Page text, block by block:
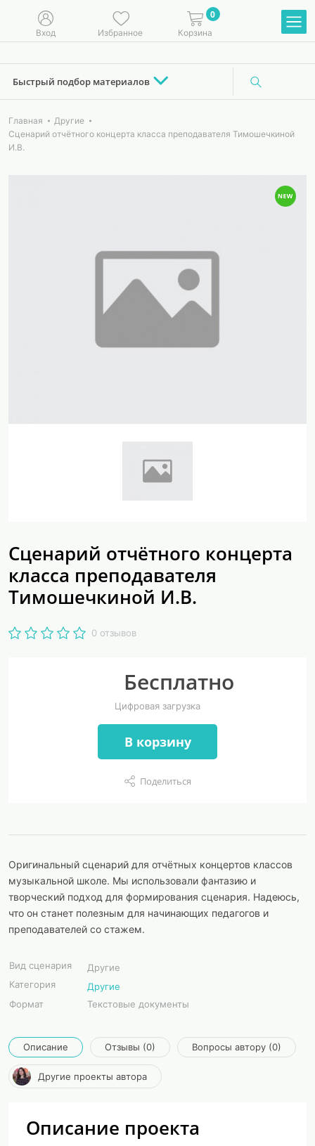
Вход Избранное
0
Корзина
Быстрый подбор материалов
Главная
Другие
Сценарий отчётного концерта класса преподавателя Тимошечкиной
И.В.
Сценарий отчётного концерта
класса преподавателя
Тимошечкиной И.В.
0 отзывов
Бесплатно
Цифровая загрузка
В корзину
Поделиться
Оригинальный сценарий для отчётных концертов классов
музыкальной школе. Мы использовали фантазию и
творческий подход для формирования сценария. Надеюсь,
что он станет полезным для начинающих педагогов и
преподавателей со стажем.
Вид сценария
Другие
Категория
Другие
Формат
Текстовые документы
Описание Отзывы (0) Вопросы автору (0)
Другие проекты автора
Описание проекта